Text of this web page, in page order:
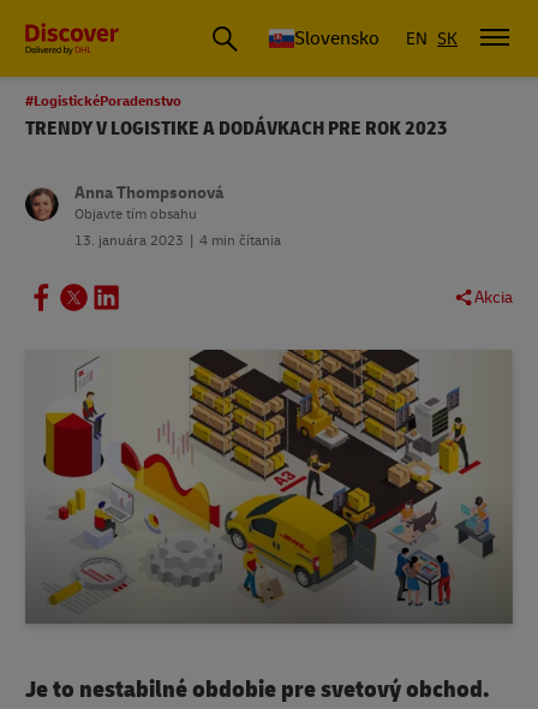
Slovensko EN SK
#LogistickéPoradenstvo
TRENDY V LOGISTIKE A DODÁVKACH PRE ROK 2023
Anna Thompsonová
Objavte tím obsahu
13. januára 2023
4 min čítania
Akcia
Je to nestabilné obdobie pre svetový obchod.